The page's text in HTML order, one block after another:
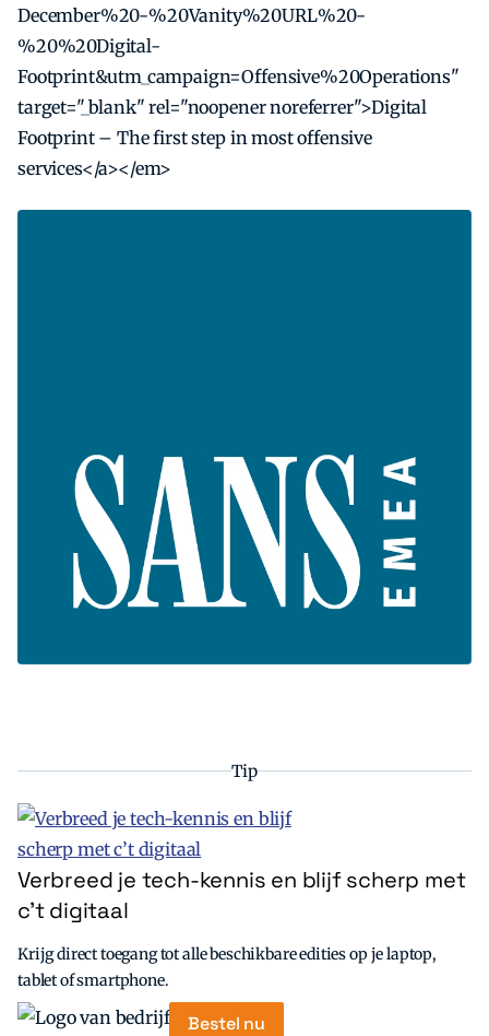
December%20-%20Vanity%20URL%20-
%20%20Digital-
Footprint&utm_campaign=Offensive%20Operations"
target="_blank" rel="noopener noreferrer">Digital
Footprint – The first step in most offensive
services</a></em>
Tip
Verbreed je tech-kennis en blijf scherp met
c’t digitaal
Krijg direct toegang tot alle beschikbare edities op je laptop,
tablet of smartphone.
Bestel nu